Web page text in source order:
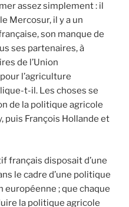
assez simplement : il
Mercosur, il y a un
son manque de
ses partenaires, à
de l’Union
l’agriculture
t-il. Les choses se
de la politique agricole
puis François Hollande et
français disposait d’une
le cadre d’une politique
européenne ; que chaque
la politique agricole